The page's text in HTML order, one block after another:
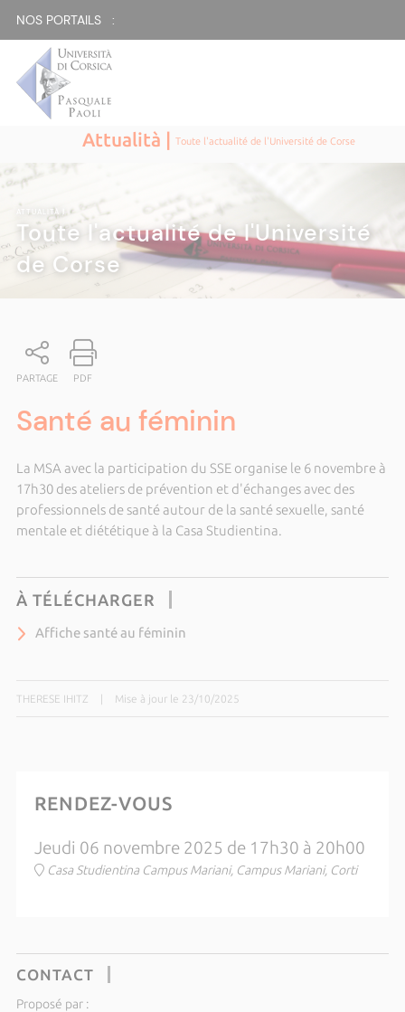
NOS PORTAILS :
Attualità |Toute l'actualité de l'Université de Corse
ATTUALITÀ|
Toute l'actualité de l'Université
de Corse
PARTAGE PDF
Santé au féminin
La MSA avec la participation du SSE organise le 6 novembre à
17h30 des ateliers de prévention et d'échanges avec des
professionnels de santé autour de la santé sexuelle, santé
mentale et diététique à la Casa Studientina.
À TÉLÉCHARGER
Affiche santé au féminin
THERESE IHITZ Mise à jour le 23/10/2025
RENDEZ-VOUS
Jeudi 06 novembre 2025 de 17h30 à 20h00
Casa Studientina Campus Mariani, Campus Mariani, Corti
CONTACT
Proposé par :